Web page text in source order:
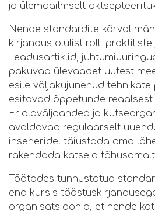
ja ülemaailmselt
Nende standardite kõrval
kirjandus olulist rolli praktiliste
Teadusartiklid,
pakuvad ülevaadet uutest
esile väljakujunenud
esitavad õppetunde reaalsest
Erialaväljaanded ja
avaldavad regulaarselt
inseneridel täiustada oma
rakendada katseid
Töötades tunnustatud
end kursis
organisatsioonid, et nende